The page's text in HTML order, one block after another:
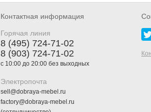
Контактная информация
Горячая линия
8 (495) 724-71-02
8 (903) 724-71-02
с 10:00 до 20:00 без выходных
Электропочта
sell@dobraya-mebel.ru
factory@dobraya-mebel.ru